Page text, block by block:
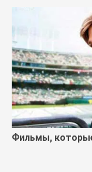
Фильмы,